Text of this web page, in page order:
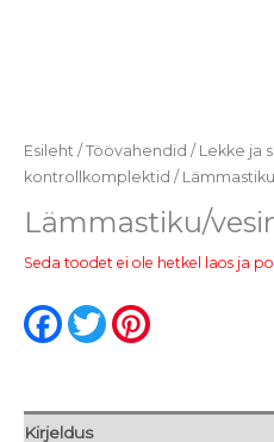
Esileht / Töövahendid / Lekke ja
kontrollkomplektid /
Lämmastiku/
Seda toodet ei ole hetkel laos ja
Facebook
Twitter
Kirjeldus